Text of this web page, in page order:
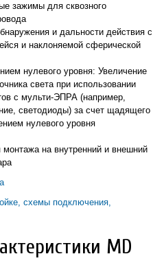
зажимы для сквозного
и дальности действия с
и наклоняемой сферической
нулевого уровня: Увеличение
света при использовании
с мульти-ЭПРА (например,
светодиоды) за счет щадящего
нулевого уровня
на внутренний и внешний
схемы подключения,
MD